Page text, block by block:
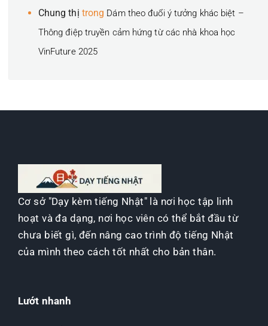
Chung thị trong Dám theo đuổi ý tưởng khác biệt –
Thông điệp truyền cảm hứng từ các nhà khoa học
VinFuture 2025
Cơ sở "Dạy kèm tiếng Nhật" là nơi học tập linh
hoạt và đa dạng, nơi học viên có thể bắt đầu từ
chưa biết gì, đến nâng cao trình độ tiếng Nhật
của mình theo cách tốt nhất cho bản thân.
Lướt nhanh